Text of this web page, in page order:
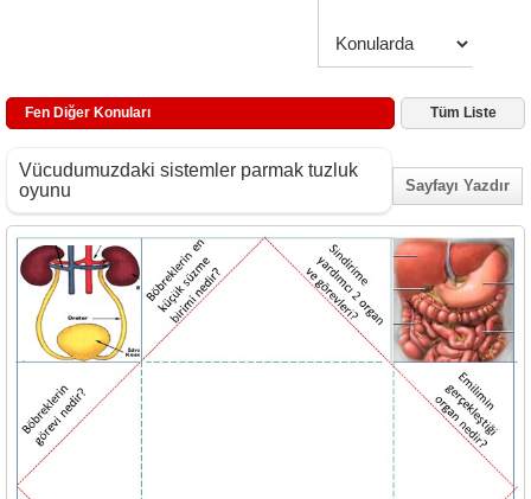
Fen Diğer Konuları Tüm Liste
Vücudumuzdaki sistemler parmak tuzluk
oyunu
Sayfayı Yazdır